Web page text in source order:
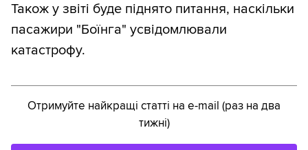
Також у звіті буде піднято питання, наскільки
пасажири "Боїнга" усвідомлювали
катастрофу.
Отримуйте найкращі статті на e-mail (раз на два
тижні)